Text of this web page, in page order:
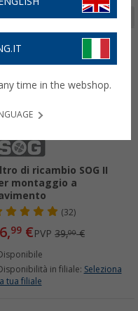
Pagina 1 da 3
di ricambio SOG II
montaggio a
(32)
99 €PVP 39,00€
in filiale: Seleziona
la tua filiale
time in the webshop.